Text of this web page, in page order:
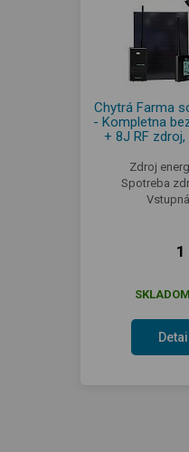
Chytrá Farma
- Kompletna
+ 8J RF
Zdroj
Spotreba
1